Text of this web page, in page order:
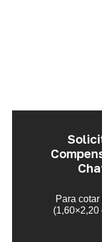
Para
(1,60×2,20